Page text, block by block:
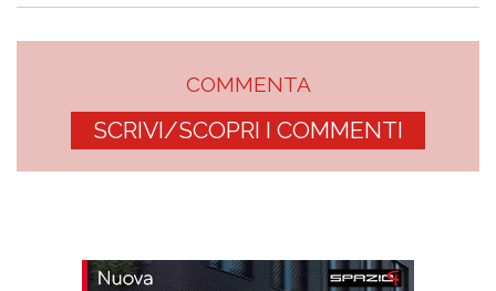
COMMENTA
SCRIVI/SCOPRI I COMMENTI